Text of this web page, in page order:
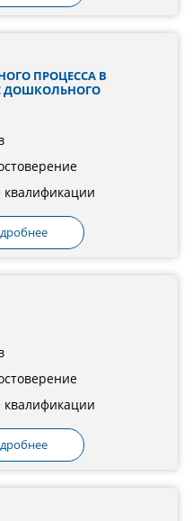
ПРОЦЕССА В
ДОШКОЛЬНОГО